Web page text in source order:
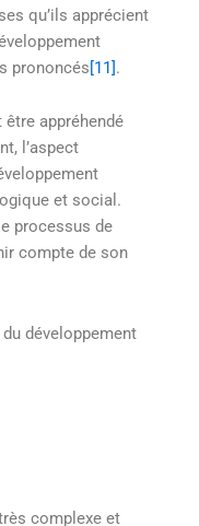
qu’ils apprécient
prononcés[11].
être appréhendé
l’aspect
et social.
processus de
compte de son
développement
complexe et